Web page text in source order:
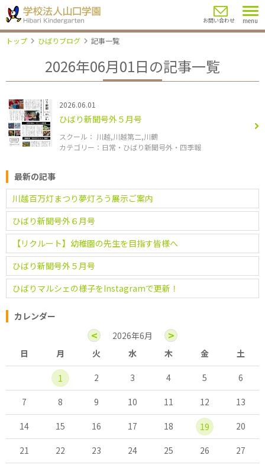
menu
お問い合わせ
トップ ひばりブログ 記事一覧
2026年06月01日の記事一覧
2026.06.01
ひばり新聞号外５月号
川越 川越第二 川鶴
日常
ひばり新聞号外・四季報
最新の記事
川越百万灯まつり夢灯ろう展示ご案内
ひばり新聞号外６月号
【リクルート】幼稚園の先生を目指す皆様へ
ひばり新聞号外５月号
ひばりマルシェの様子をInstagramで更新！
カレンダー
< 2026年6月 >
日 月 火 水 木 金 土
1 2 3 4 5 6
7 8 9 10 11 12 13
14 15 16 17 18 19 20
21 22 23 24 25 26 27